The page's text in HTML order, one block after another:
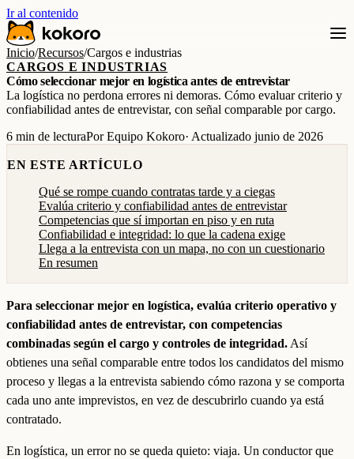
Ir al contenido
Inicio/Recursos/Cargos e industrias
CARGOS E INDUSTRIAS
Cómo seleccionar mejor en logística antes de entrevistar
La logística no perdona errores ni demoras. Cómo evaluar criterio y
confiabilidad antes de entrevistar, con señal comparable por cargo.
6 min de lecturaPor Equipo Kokoro· Actualizado junio de 2026
EN ESTE ARTÍCULO
Qué se rompe cuando contratas tarde y a ciegas
Evalúa criterio y confiabilidad antes de entrevistar
Competencias que sí importan en piso y en ruta
Confiabilidad e integridad: lo que la cadena exige
Llega a la entrevista con un mapa, no con un cuestionario
En resumen
Para seleccionar mejor en logística, evalúa criterio operativo y
confiabilidad antes de entrevistar, con competencias
combinadas según el cargo y controles de integridad. Así
obtienes una señal comparable entre todos los candidatos del mismo
proceso y llegas a la entrevista sabiendo cómo razona y se comporta
cada uno ante imprevistos, en vez de descubrirlo cuando ya está
contratado.
En logística, un error no se queda quieto: viaja. Un conductor que